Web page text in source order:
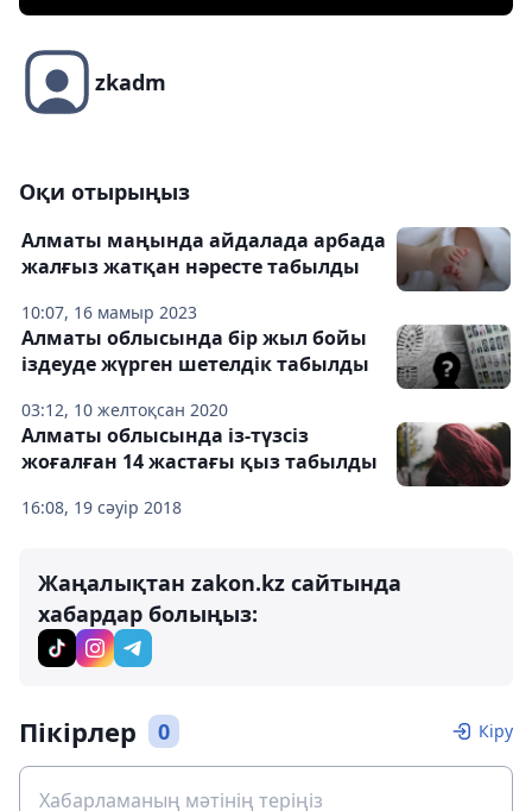
zkadm
Оқи отырыңыз
10:07, 16 мамыр 2023
Алматы маңында айдалада арбада
жалғыз жатқан нәресте табылды
03:12, 10 желтоқсан 2020
Алматы облысында бір жыл бойы
іздеуде жүрген шетелдік табылды
16:08, 19 сәуір 2018
Алматы облысында із-түзсіз
жоғалған 14 жастағы қыз табылды
Жаңалықтан zakon.kz сайтында
хабардар болыңыз:
Пікірлер 0 Кіру